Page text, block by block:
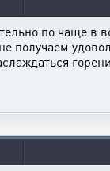
по чаще в
получаем